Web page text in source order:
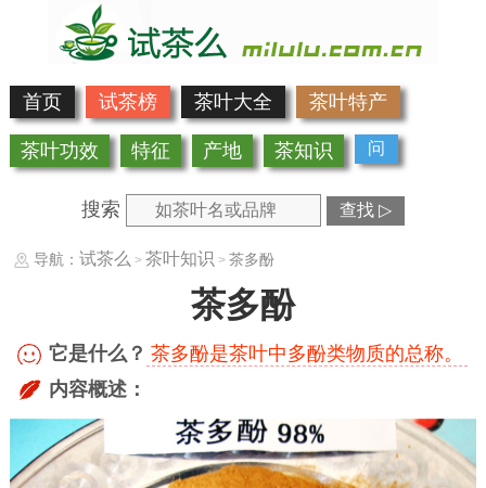
首页 试茶榜 茶叶大全 茶叶特产
茶叶功效 特征 产地 茶知识 问
搜索 查找 ▷
导航： 试茶么 > 茶叶知识 > 茶多酚
茶多酚
它是什么？ 茶多酚是茶叶中多酚类物质的总称。
内容概述：